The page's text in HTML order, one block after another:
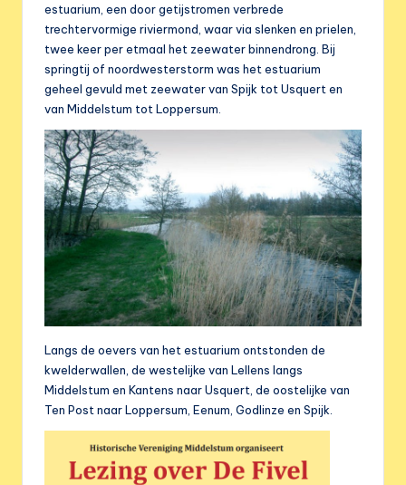
estuarium, een door getijstromen verbrede
trechtervormige riviermond, waar via slenken en prielen,
twee keer per etmaal het zeewater binnendrong. Bij
springtij of noordwesterstorm was het estuarium
geheel gevuld met zeewater van Spijk tot Usquert en
van Middelstum tot Loppersum.
Langs de oevers van het estuarium ontstonden de
kwelderwallen, de westelijke van Lellens langs
Middelstum en Kantens naar Usquert, de oostelijke van
Ten Post naar Loppersum, Eenum, Godlinze en Spijk.